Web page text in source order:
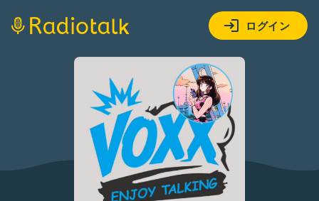
ログイン